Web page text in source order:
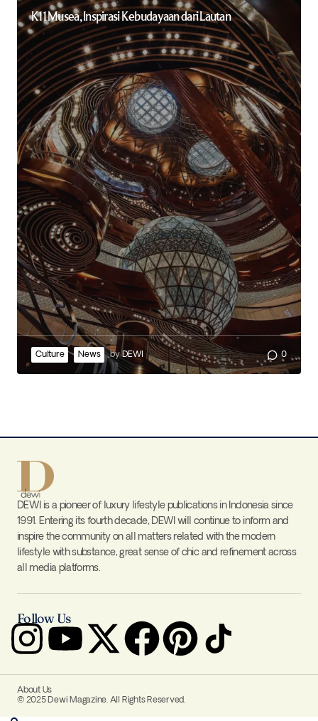
K11 Musea, Inspirasi Kebudayaan dari Lautan
Culture News byDEWI 0
DEWI is a pioneer of luxury lifestyle publications in Indonesia since
1991. Entering its fourth decade, DEWI will continue to inform and
inspire the community on all matters related with the modern
lifestyle with substance, great sense of chic and refinement across
all media platforms.
Follow Us
About Us
© 2025 Dewi Magazine. All Rights Reserved.